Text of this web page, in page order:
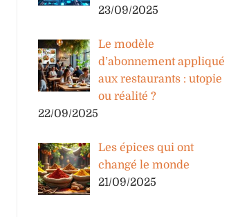
23/09/2025
Le modèle
d’abonnement appliqué
aux restaurants : utopie
ou réalité ?
22/09/2025
Les épices qui ont
changé le monde
21/09/2025